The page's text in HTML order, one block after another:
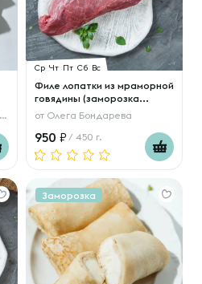
Ср Чт Пт Сб Вс
Филе лопатки из мраморной
говядины (заморозка...
от Олега Бондарева
950 / 450 г.
Заморозка